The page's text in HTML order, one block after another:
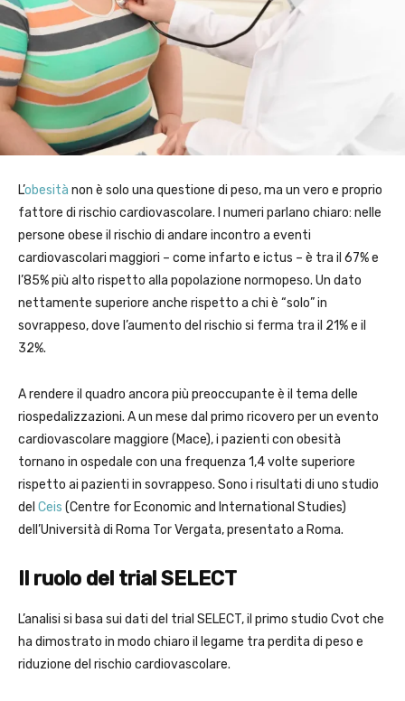
L’obesità non è solo una questione di peso, ma un vero e proprio
fattore di rischio cardiovascolare. I numeri parlano chiaro: nelle
persone obese il rischio di andare incontro a eventi
cardiovascolari maggiori – come infarto e ictus – è tra il 67% e
l’85% più alto rispetto alla popolazione normopeso. Un dato
nettamente superiore anche rispetto a chi è “solo” in
sovrappeso, dove l’aumento del rischio si ferma tra il 21% e il
32%.
A rendere il quadro ancora più preoccupante è il tema delle
riospedalizzazioni. A un mese dal primo ricovero per un evento
cardiovascolare maggiore (Mace), i pazienti con obesità
tornano in ospedale con una frequenza 1,4 volte superiore
rispetto ai pazienti in sovrappeso. Sono i risultati di uno studio
del Ceis (Centre for Economic and International Studies)
dell’Università di Roma Tor Vergata, presentato a Roma.
Il ruolo del trial SELECT
L’analisi si basa sui dati del trial SELECT, il primo studio Cvot che
ha dimostrato in modo chiaro il legame tra perdita di peso e
riduzione del rischio cardiovascolare.